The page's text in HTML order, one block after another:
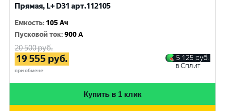
Прямая, L+ D31 арт.112105
Емкость: 105 Ач
Пусковой ток:900 A
20 500руб.
19 555 руб.
при обмене
5 125 руб.
в Сплит
Купить в 1 клик